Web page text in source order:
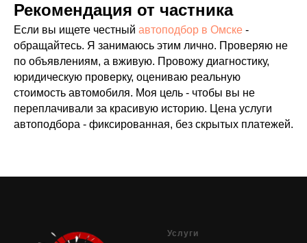
Рекомендация от частника
Если вы ищете честный автоподбор в Омске -
обращайтесь. Я занимаюсь этим лично. Проверяю не
по объявлениям, а вживую. Провожу диагностику,
юридическую проверку, оцениваю реальную
стоимость автомобиля. Моя цель - чтобы вы не
переплачивали за красивую историю. Цена услуги
автоподбора - фиксированная, без скрытых платежей.
Услуги